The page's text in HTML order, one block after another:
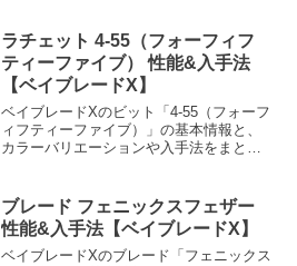
ラチェット 4-55（フォーフィフ
ティーファイブ） 性能&入手法
【ベイブレードX】
ベイブレードXのビット「4-55（フォーフ
ィフティーファイブ）」の基本情報と、
カラーバリエーションや入手法をまとめ
耐性が変わらないシンプルな構造でブレ
が少なく、重心...
ブレード フェニックスフェザー
性能&入手法【ベイブレードX】
ベイブレードXのブレード「フェニックス